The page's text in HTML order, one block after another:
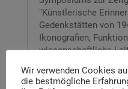
"Künstlerische
Gedenkstätten von
Ikonografien,
wissenschaftliche
Wir verwenden Cookies
die bestmögliche